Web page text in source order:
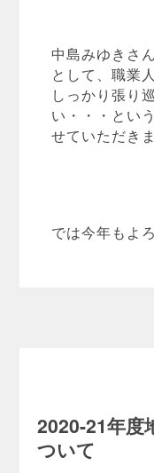
中島みゆきさ
として、職業
しっかり張り
い・・・とい
せていただき
では今年もよ
2020-21年度
ついて